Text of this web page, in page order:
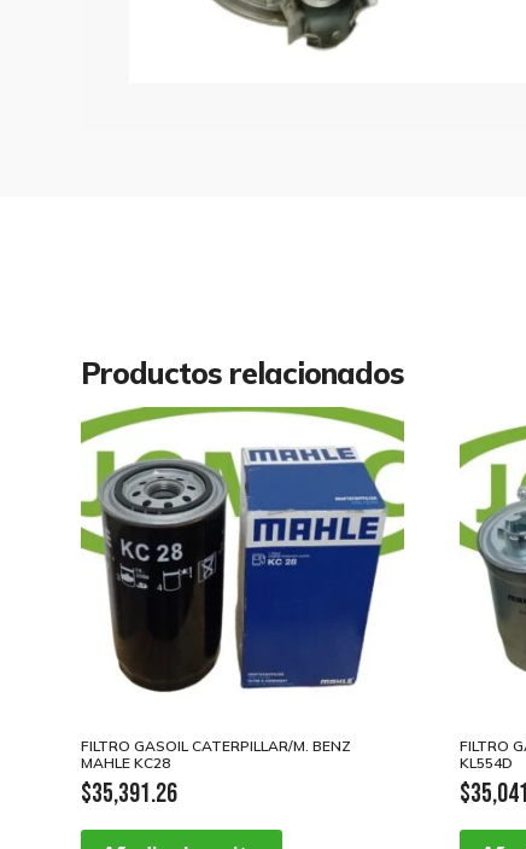
Productos relacionados
FILTRO GASOIL CATERPILLAR/M. BENZ
MAHLE KC28
$35,391.26
FILTRO
KL554D
$